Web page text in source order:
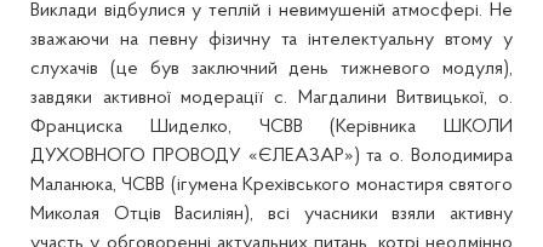
Виклади відбулися у теплій і невимушеній атмосфері. Не
зважаючи на певну фізичну та інтелектуальну втому у
слухачів (це був заключний день тижневого модуля),
завдяки активної модерації с. Магдалини Витвицької, о.
Франциска Шиделко, ЧСВВ (Керівника ШКОЛИ
ДУХОВНОГО ПРОВОДУ «ЄЛЕАЗАР») та о. Володимира
Маланюка, ЧСВВ (ігумена Крехівського монастиря святого
Миколая Отців Василіян), всі учасники взяли активну